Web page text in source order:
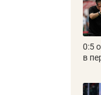
0:5
в